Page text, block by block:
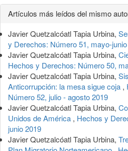
Detalles
del
artículo
Artículos más leídos del mismo
Javier Quetzalcóatl Tapia Urbina,
y Derechos: Número 51, mayo-
Javier Quetzalcóatl Tapia Urbina,
Hechos y Derechos: Número 50,
Javier Quetzalcóatl Tapia Urbina,
Anticorrupción: la mesa sigue coja ,
Número 52, julio - agosto 2019
Javier Quetzalcóatl Tapia Urbina,
Unidos de América , Hechos y
junio 2019
Javier Quetzalcóatl Tapia Urbina,